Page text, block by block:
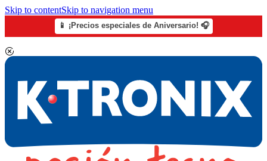
Skip to contentSkip to navigation menu
📱 ¡Precios especiales de Aniversario! 🎧